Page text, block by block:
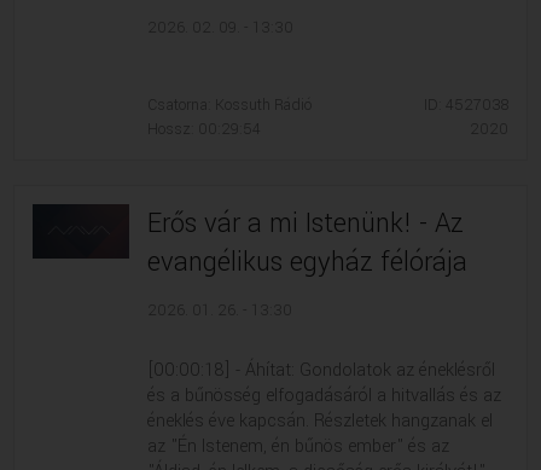
Csatorna: Kossuth Rádió
Hossz: 00:29:54
ID: 4527038
Erős vár a mi Istenünk! - Az
evangélikus egyház félórája
[00:00:18] - Áhítat: Gondolatok az éneklésről
és a bűnösség elfogadásáról a hitvallás és az
éneklés éve kapcsán. Részletek hangzanak el
az "Én Istenem, én bűnös ember" és az